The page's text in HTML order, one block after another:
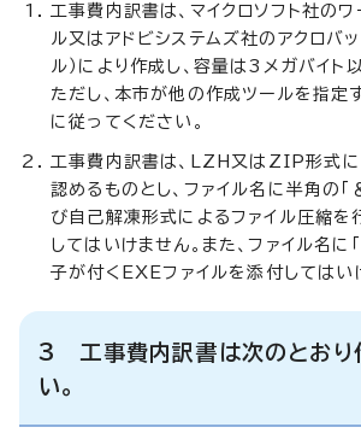
工事費内訳書は、マイクロソフト社のワ
ル又はアドビシステムズ社のアクロバ
ル）により作成し、容量は3メガバイト
ただし、本市が他の作成ツールを指定
に従ってください。
工事費内訳書は、LZH又はZIP形式に
認めるものとし、ファイル名に半角の「
び自己解凍形式によるファイル圧縮を
してはいけません。また、ファイル名に
子が付くEXEファイルを添付してはい
3 工事費内訳書は次のとおり
い。